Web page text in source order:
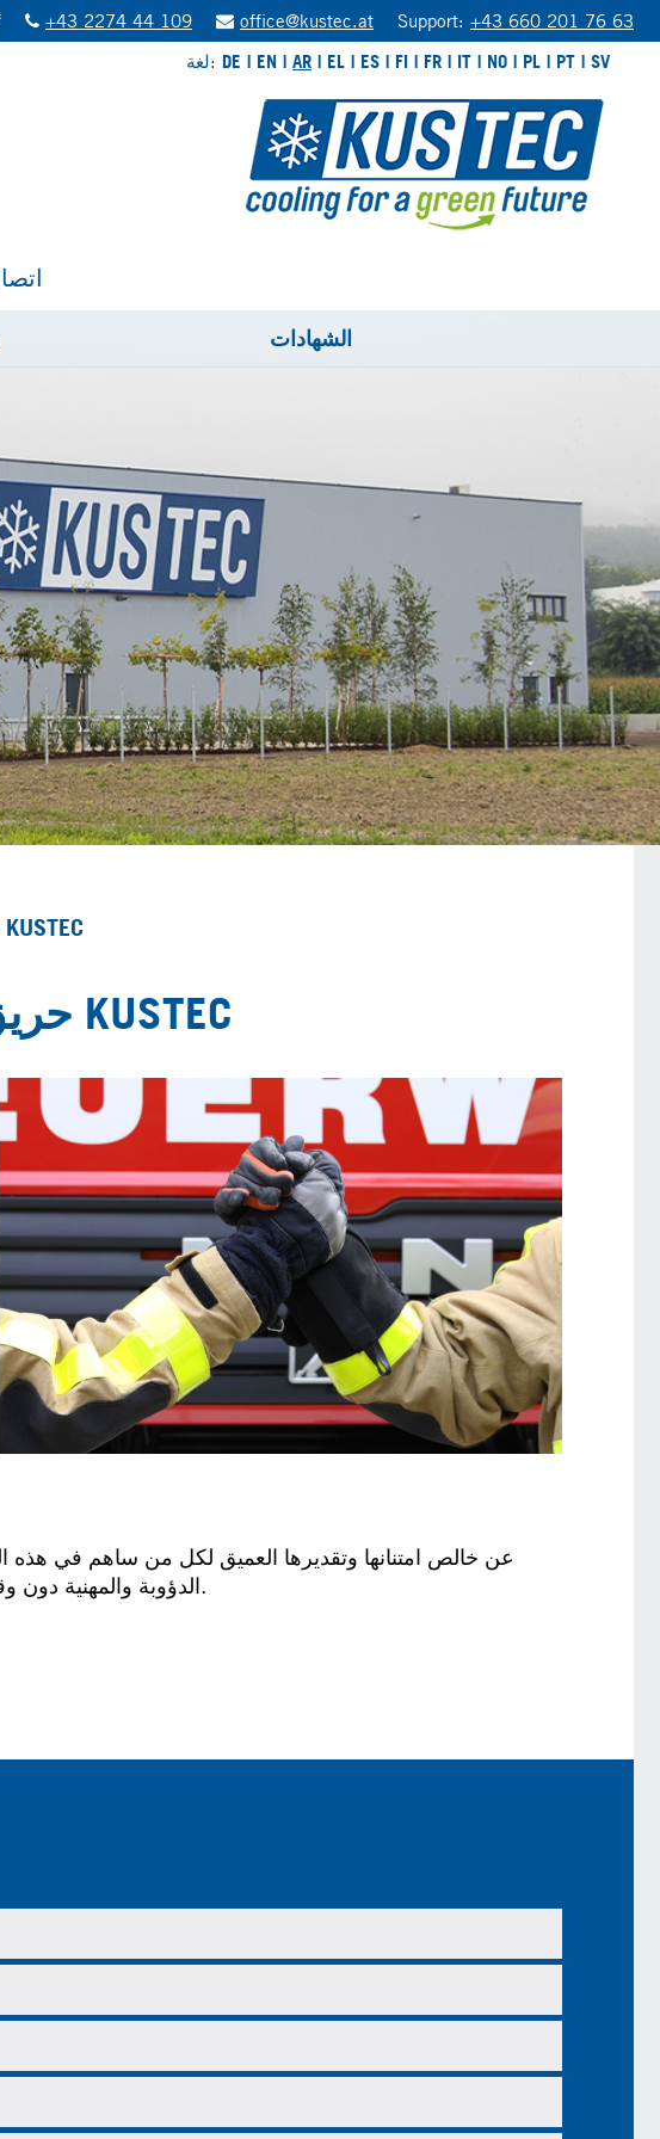
+43 2274 44 109 office@kustec.at Support: +43 660 201 76 63
لغة: DE EN AR EL ES FI FR IT NO PL PT SV
الشهادات
حريق في شركة مجاورة - استمرار الإنتاج في شركة KUSTEC
حريق في شركة مجاورة - استمرار الإنتاج في شركة KUSTEC
الدؤوبة والمهنية دون وقوع أضرار أكبر، وكذلك لجميع الجيران الذين قدموا المساعدة بسخاء ودون أي إجراءات بيروقراطية.